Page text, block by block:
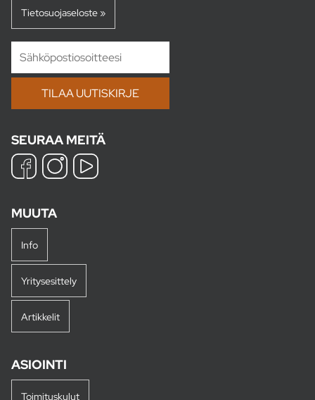
Tietosuojaseloste »
SEURAA MEITÄ
MUUTA
Info
Yritysesittely
Artikkelit
ASIOINTI
Toimituskulut